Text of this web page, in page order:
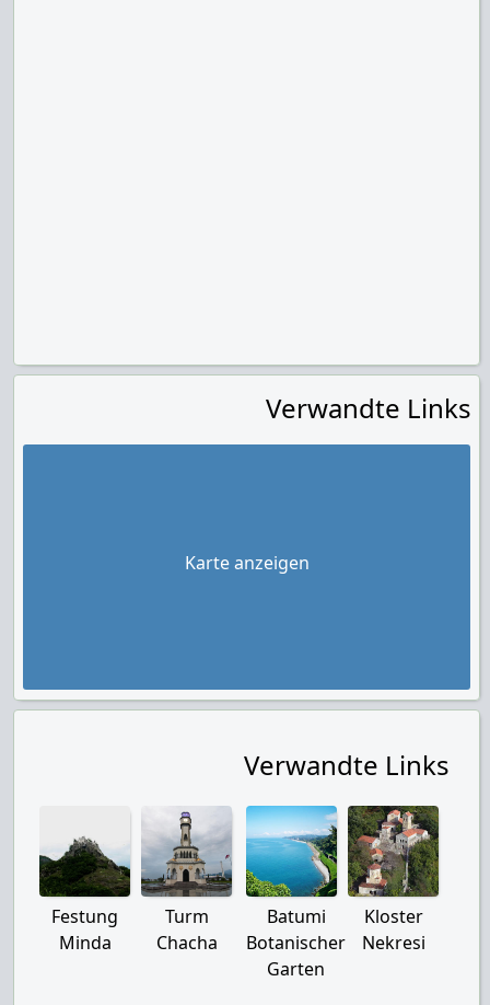
Verwandte Links
Karte anzeigen
Verwandte Links
Festung
Minda
Turm
Chacha
Batumi
Botanischer
Garten
Kloster
Nekresi